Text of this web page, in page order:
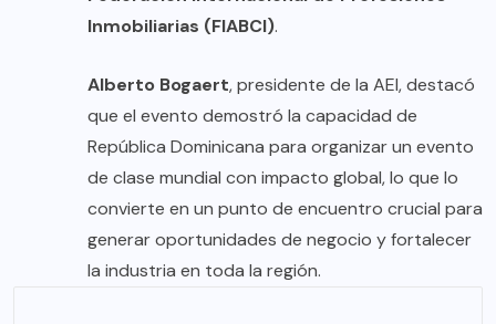
Inmobiliarias (FIABCI).
Alberto Bogaert, presidente de la AEI, destacó
que el evento demostró la capacidad de
República Dominicana para organizar un evento
de clase mundial con impacto global, lo que lo
convierte en un punto de encuentro crucial para
generar oportunidades de negocio y fortalecer
la industria en toda la región.